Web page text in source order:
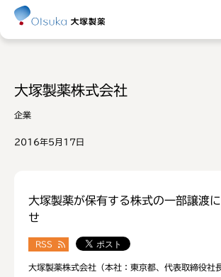
大塚製薬株式会社
企業
2016年5月17日
大塚製薬が保有する株式の一部譲渡
せ
RSS
大塚製薬株式会社（本社：東京都、代表取締役社